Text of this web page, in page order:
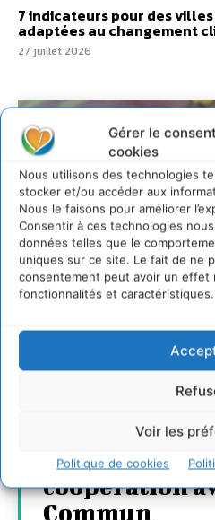
Gérer le
cookies
Nous utilisons des technologies
stocker et/ou accéder aux
Nous le faisons pour améliorer
Consentir à ces technologies
données telles que le
uniques sur ce site. Le fait de ne
consentement peut avoir un effet
fonctionnalités et caractéristiques.
Voir les
Politique de cookies
7 indicateurs pour des
adaptées au changement
27 juillet 2026
Transformer
territoires
dialogue et la
coopération
Commun